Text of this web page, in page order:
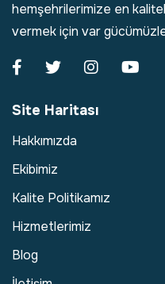
hemşehrilerimize en
vermek için var gücümüzle
Site Haritası
Hakkımızda
Ekibimiz
Kalite Politikamız
Hizmetlerimiz
Blog